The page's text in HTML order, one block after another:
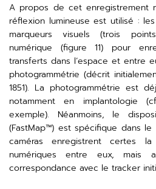
A propos de cet enregistrement
réflexion lumineuse est utilisé :
marqueurs visuels (trois
numérique (figure 11) pour
transferts dans l’espace et entre
photogrammétrie (décrit
1851). La photogrammétrie est
notamment en implantologie
exemple). Néanmoins, le
(FastMap™️) est spécifique dans
caméras enregistrent certes
numériques entre eux, mais
correspondance avec le tracker